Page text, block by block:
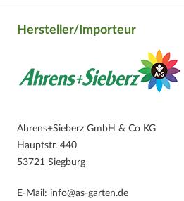
Hersteller/Importeur
Ahrens+Sieberz GmbH & Co KG
Hauptstr. 440
53721 Siegburg
E-Mail: info@as-garten.de